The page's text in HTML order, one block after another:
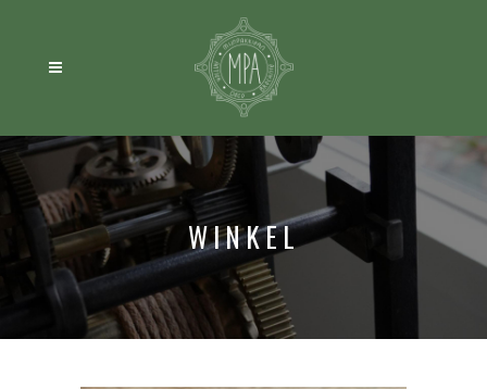
WINKEL